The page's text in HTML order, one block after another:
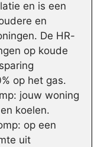
en is een
en
De HR-
op koude
op het gas.
jouw woning
koelen.
op een
uit